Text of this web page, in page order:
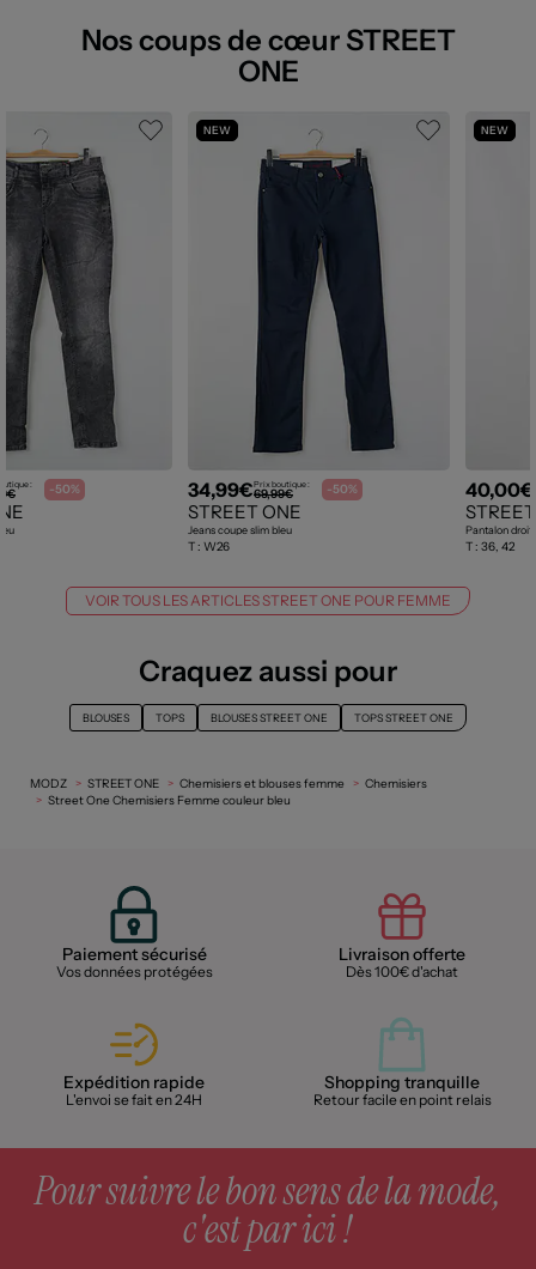
Nos coups de cœur STREET
ONE
: -50%
NEW
34,99€Prix boutique :
69,99€ -50%
STREET ONE
Jeans coupe slim bleu
T : W26
NEW
40,00€
Pantalon droit
T : 36, 42
VOIR TOUS LES ARTICLES STREET ONE POUR FEMME
Craquez aussi pour
BLOUSES TOPS BLOUSES STREET ONE TOPS STREET ONE
MODZ STREET ONE Chemisiers et blouses femme
Chemisiers
Street One Chemisiers Femme couleur bleu
Paiement sécurisé
Vos données protégées
Livraison offerte
Dès 100€ d'achat
Expédition rapide
L'envoi se fait en 24H
Shopping tranquille
Retour facile en point relais
Pour suivre le bon sens de la mode,
c'est par ici !